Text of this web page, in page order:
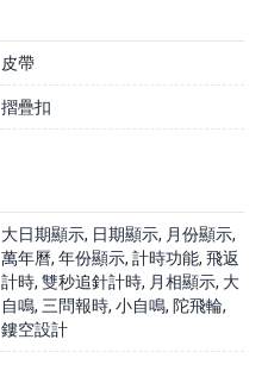
皮帶
摺疊扣
大日期顯示, 日期顯示, 月份顯示,
萬年曆, 年份顯示, 計時功能, 飛返
計時, 雙秒追針計時, 月相顯示, 大
自鳴, 三問報時, 小自鳴, 陀飛輪,
鏤空設計